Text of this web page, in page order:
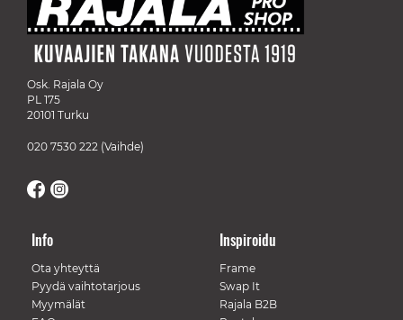
Osk. Rajala Oy
PL 175
20101 Turku
020 7530 222 (Vaihde)
Info
Ota yhteyttä
Pyydä vaihtotarjous
Myymälät
Inspiroidu
Frame
Swap It
Rajala B2B